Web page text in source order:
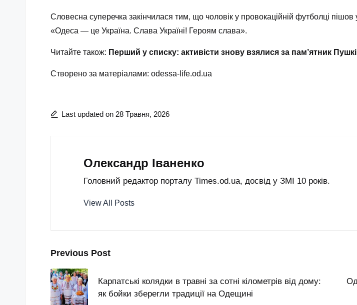
Словесна суперечка закінчилася тим, що чоловік у провокаційній футболці
«Одеса — це Україна. Слава Україні! Героям слава».
Читайте також: Перший у списку: активісти знову взялися за пам’ятник
Створено за матеріалами: odessa-life.od.ua
Last updated on 28 Травня, 2026
Олександр Іваненко
Головний редактор порталу Times.od.ua, досвід у ЗМІ 10 років.
View All Posts
Post
navigation
Previous Post
Карпатські колядки в травні за сотні кілометрів від дому:
як бойки зберегли традиції на Одещині